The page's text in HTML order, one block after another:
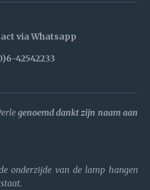
via Whatsapp
42542233
genoemd dankt zijn naam aan
onderzijde van de lamp hangen